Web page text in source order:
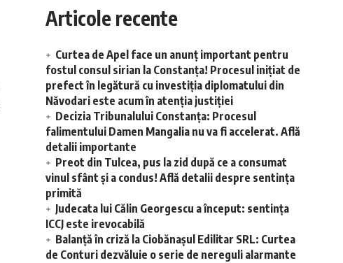
Articole recente
Curtea de Apel face un anunț important pentru
fostul consul sirian la Constanța! Procesul inițiat de
prefect în legătură cu investiția diplomatului din
Năvodari este acum în atenția justiției
Decizia Tribunalului Constanța: Procesul
falimentului Damen Mangalia nu va fi accelerat. Află
detalii importante
Preot din Tulcea, pus la zid după ce a consumat
vinul sfânt și a condus! Află detalii despre sentința
primită
Judecata lui Călin Georgescu a început: sentința
ICCJ este irevocabilă
Balanță în criză la Ciobănașul Edilitar SRL: Curtea
de Conturi dezvăluie o serie de nereguli alarmante